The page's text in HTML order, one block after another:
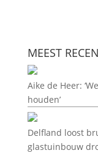
MEEST
Aike de Heer:
houden’
Delfland loost
glastuinbouw